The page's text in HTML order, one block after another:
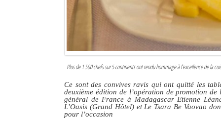
La Tribune de Diego en PDF
Plus de 1 500 chefs sur 5 continents ont rendu hommage à l’excellence de la
Ce sont des convives ravis qui ont quitté les
deuxième édition de l’opération de promotion
général de France à Madagascar Etienne
L’Oasis (Grand Hôtel) et Le Tsara Be Vaovao
pour l’occasion